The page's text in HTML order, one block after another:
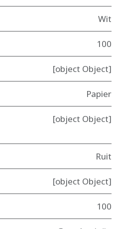
Wit
100
[object Object]
Papier
[object Object]
Ruit
[object Object]
100